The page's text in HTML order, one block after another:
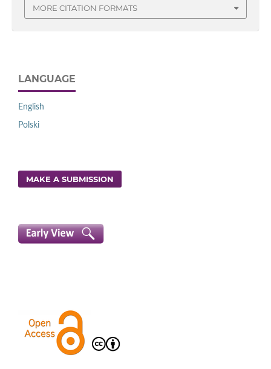
MORE CITATION FORMATS
LANGUAGE
English
Polski
MAKE A SUBMISSION